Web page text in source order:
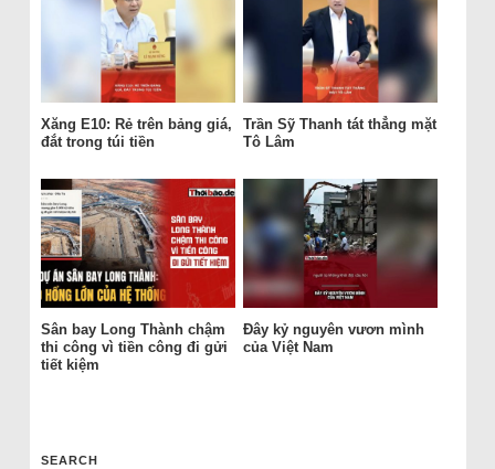
Xăng E10: Rẻ trên bảng giá,
đắt trong túi tiền
Trần Sỹ Thanh tát thẳng mặt
Tô Lâm
Sân bay Long Thành chậm
thi công vì tiền công đi gửi
tiết kiệm
Đây kỷ nguyên vươn mình
của Việt Nam
SEARCH